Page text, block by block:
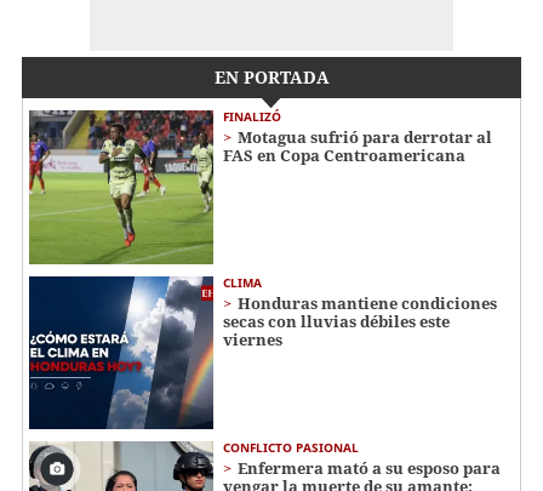
EN PORTADA
FINALIZÓ
Motagua sufrió para derrotar al
FAS en Copa Centroamericana
CLIMA
Honduras mantiene condiciones
secas con lluvias débiles este
viernes
CONFLICTO PASIONAL
Enfermera mató a su esposo para
vengar la muerte de su amante: